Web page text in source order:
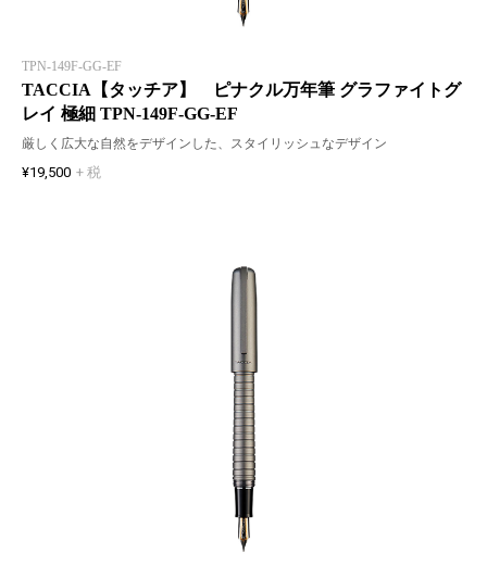
TPN-149F-GG-EF
TACCIA【タッチア】 ピナクル万年筆 グラファイトグ
レイ 極細 TPN-149F-GG-EF
厳しく広大な自然をデザインした、スタイリッシュなデザイン
¥19,500 + 税